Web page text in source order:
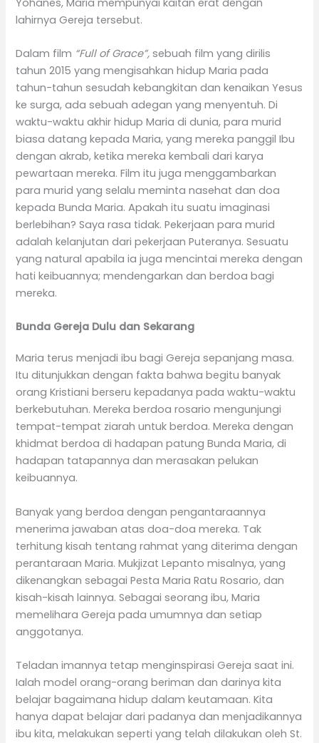
lahirnya Gereja tersebut.
Dalam film “Full of Grace”,sebuah film yang dirilis
tahun 2015 yang mengisahkan hidup Maria pada
tahun-tahun sesudah kebangkitan dan kenaikan Yesus
ke surga, ada sebuah adegan yang menyentuh. Di
waktu-waktu akhir hidup Maria di dunia, para murid
biasa datang kepada Maria, yang mereka panggil Ibu
dengan akrab, ketika mereka kembali dari karya
pewartaan mereka. Film itu juga menggambarkan
para murid yang selalu meminta nasehat dan doa
kepada Bunda Maria. Apakah itu suatu imaginasi
berlebihan? Saya rasa tidak. Pekerjaan para murid
adalah kelanjutan dari pekerjaan Puteranya. Sesuatu
yang natural apabila ia juga mencintai mereka dengan
hati keibuannya; mendengarkan dan berdoa bagi
mereka.
Bunda Gereja Dulu dan Sekarang
Maria terus menjadi ibu bagi Gereja sepanjang masa.
Itu ditunjukkan dengan fakta bahwa begitu banyak
orang Kristiani berseru kepadanya pada waktu-waktu
berkebutuhan. Mereka berdoa rosario mengunjungi
tempat-tempat ziarah untuk berdoa. Mereka dengan
khidmat berdoa di hadapan patung Bunda Maria, di
hadapan tatapannya dan merasakan pelukan
keibuannya.
Banyak yang berdoa dengan pengantaraannya
menerima jawaban atas doa-doa mereka. Tak
terhitung kisah tentang rahmat yang diterima dengan
perantaraan Maria. Mukjizat Lepanto misalnya, yang
dikenangkan sebagai Pesta Maria Ratu Rosario, dan
kisah-kisah lainnya. Sebagai seorang ibu, Maria
memelihara Gereja pada umumnya dan setiap
anggotanya.
Teladan imannya tetap menginspirasi Gereja saat ini.
Ialah model orang-orang beriman dan darinya kita
belajar bagaimana hidup dalam keutamaan. Kita
hanya dapat belajar dari padanya dan menjadikannya
ibu kita, melakukan seperti yang telah dilakukan oleh St.